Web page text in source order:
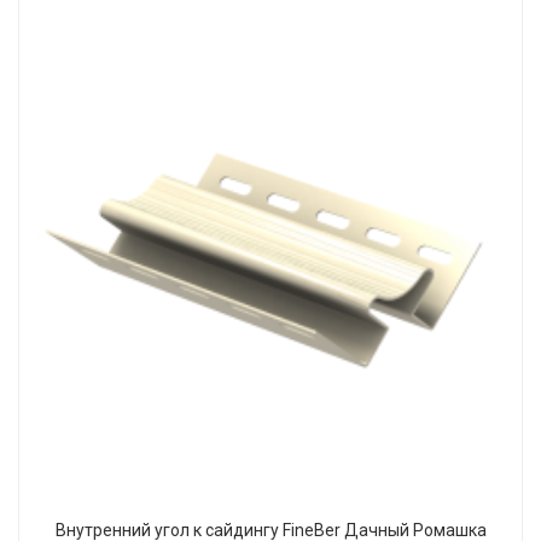
Внутренний угол к сайдингу FineBer Дачный Ромашка